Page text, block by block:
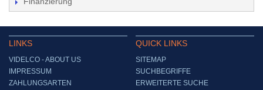
LINKS
VIDELCO - ABOUT US
IMPRESSUM
ZAHLUNGSARTEN
QUICK LINKS
SITEMAP
SUCHBEGRIFFE
ERWEITERTE SUCHE